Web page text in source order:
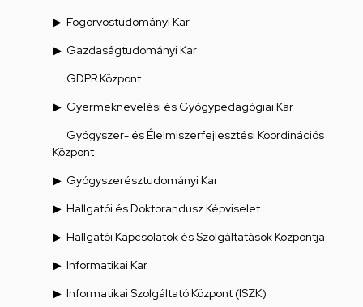
Fogorvostudományi Kar
Gazdaságtudományi Kar
GDPR Központ
Gyermeknevelési és Gyógypedagógiai Kar
Gyógyszer- és Élelmiszerfejlesztési Koordinációs
Központ
Gyógyszerésztudományi Kar
Hallgatói és Doktorandusz Képviselet
Hallgatói Kapcsolatok és Szolgáltatások Központja
Informatikai Kar
Informatikai Szolgáltató Központ (ISZK)